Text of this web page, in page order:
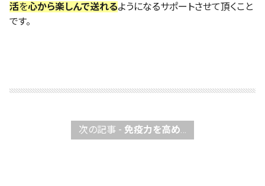
活を心から楽しんで送れるようになるサポートさせて頂くこと
です。
次の記事 - 免疫力を高めウイルスに打ち克つ